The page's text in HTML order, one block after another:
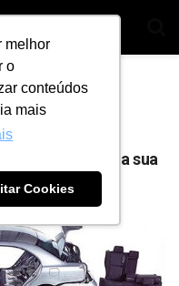
melhor
o
conteúdos
mais
Cookies
de autopeças na sua